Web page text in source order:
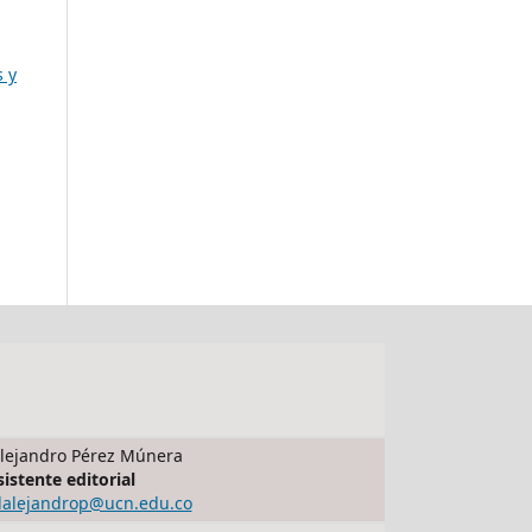
y
Pérez Múnera
editorial